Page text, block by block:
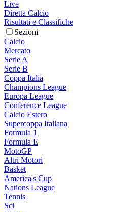
Live
Diretta Calcio
Risultati e Classifiche
Sezioni
Calcio
Mercato
Serie A
Serie B
Coppa Italia
Champions League
Europa League
Conference League
Calcio Estero
Supercoppa Italiana
Formula 1
Formula E
MotoGP
Altri Motori
Basket
America's Cup
Nations League
Tennis
Sci